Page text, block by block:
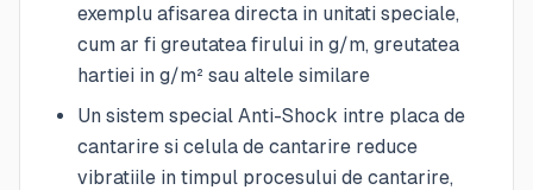
exemplu afisarea directa in unitati speciale,
cum ar fi greutatea firului in g/m, greutatea
hartiei in g/m² sau altele similare
Un sistem special Anti-Shock intre placa de
cantarire si celula de cantarire reduce
vibratiile in timpul procesului de cantarire,